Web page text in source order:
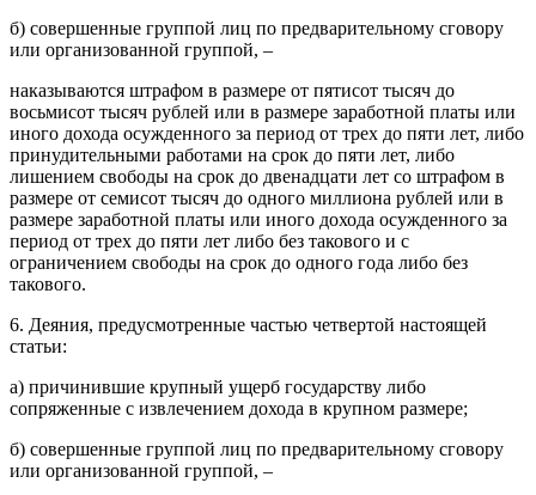
б) совершенные группой лиц по предварительному сговору
или организованной группой, –
наказываются штрафом в размере от пятисот тысяч до
восьмисот тысяч рублей или в размере заработной платы или
иного дохода осужденного за период от трех до пяти лет, либо
принудительными работами на срок до пяти лет, либо
лишением свободы на срок до двенадцати лет со штрафом в
размере от семисот тысяч до одного миллиона рублей или в
размере заработной платы или иного дохода осужденного за
период от трех до пяти лет либо без такового и с
ограничением свободы на срок до одного года либо без
такового.
6. Деяния, предусмотренные частью четвертой настоящей
статьи:
а) причинившие крупный ущерб государству либо
сопряженные с извлечением дохода в крупном размере;
б) совершенные группой лиц по предварительному сговору
или организованной группой, –